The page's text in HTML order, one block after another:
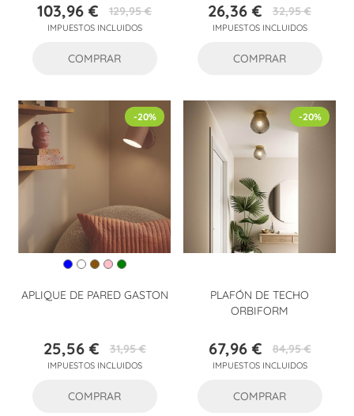
Precio
103,96 €Precio
base
129,95 €
IMPUESTOS INCLUIDOS
COMPRAR
Precio
26,36 €Precio
base
32,95 €
IMPUESTOS INCLUIDOS
COMPRAR
APLIQUE DE PARED GASTON
Precio
25,56 €Precio
base
31,95 €
IMPUESTOS INCLUIDOS
-20%
COMPRAR
PLAFÓN DE TECHO
ORBIFORM
Precio
67,96 €Precio
base
84,95 €
IMPUESTOS INCLUIDOS
-20%
COMPRAR